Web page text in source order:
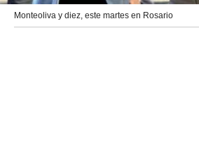
Monteoliva y diez, este martes en Rosario